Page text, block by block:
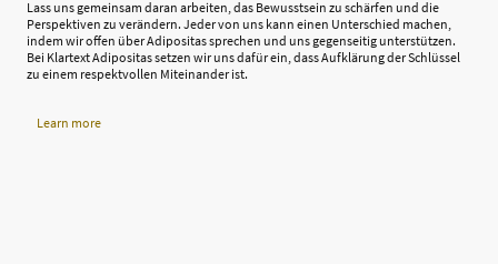
Lass uns gemeinsam daran arbeiten, das Bewusstsein zu schärfen und die
Perspektiven zu verändern. Jeder von uns kann einen Unterschied machen,
indem wir offen über Adipositas sprechen und uns gegenseitig unterstützen.
Bei Klartext Adipositas setzen wir uns dafür ein, dass Aufklärung der Schlüssel
zu einem respektvollen Miteinander ist.
Learn more